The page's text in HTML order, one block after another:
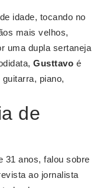
idade, tocando no
mais velhos,
uma dupla sertaneja
Gusttavo é
piano,
de
31 anos, falou sobre
ao jornalista